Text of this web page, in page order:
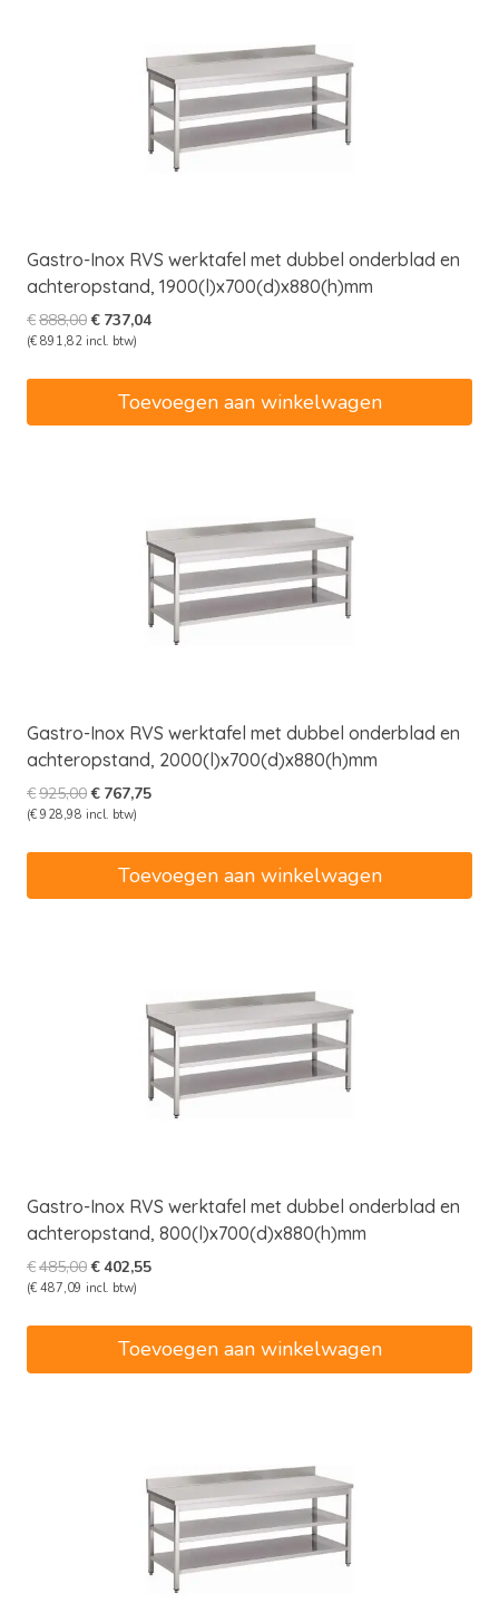
Gastro-Inox RVS werktafel met dubbel onderblad en
achteropstand, 1900(l)x700(d)x880(h)mm
€888,00Oorspronkelijke
prijs
€888,00.
€ 737,04Huidige
(€ 891,82 incl. btw)
Toevoegen aan winkelwagen
Gastro-Inox RVS werktafel met dubbel onderblad en
achteropstand, 2000(l)x700(d)x880(h)mm
€925,00Oorspronkelijke
prijs
€925,00.
€ 767,75Huidige
(€ 928,98 incl. btw)
Toevoegen aan winkelwagen
Gastro-Inox RVS werktafel met dubbel onderblad en
achteropstand, 800(l)x700(d)x880(h)mm
€485,00Oorspronkelijke
prijs
€485,00.
€402,55Huidige
(€ 487,09 incl. btw)
Toevoegen aan winkelwagen